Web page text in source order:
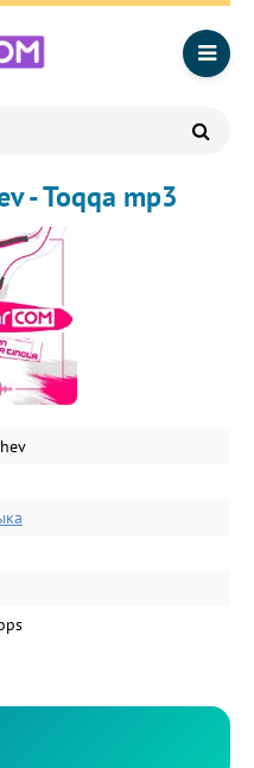
- Toqqa mp3